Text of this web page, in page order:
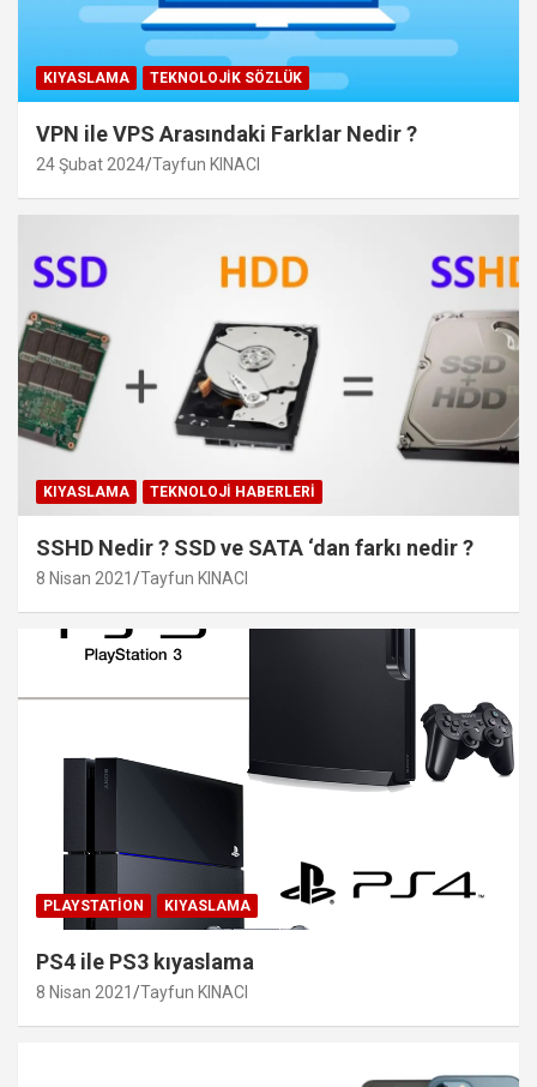
KIYASLAMA TEKNOLOJIK SÖZLÜK
VPN ile VPS Arasındaki Farklar Nedir ?
24 Şubat 2024 Tayfun KINACI
KIYASLAMA TEKNOLOJI HABERLERI
SSHD Nedir ? SSD ve SATA ‘dan farkı nedir ?
8 Nisan 2021 Tayfun KINACI
PLAYSTATION KIYASLAMA
PS4 ile PS3 kıyaslama
8 Nisan 2021 Tayfun KINACI